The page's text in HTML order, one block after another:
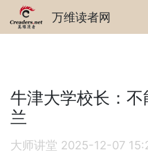
万维读者网
牛津大学校长：不
兰
大师讲堂 2025-12-07